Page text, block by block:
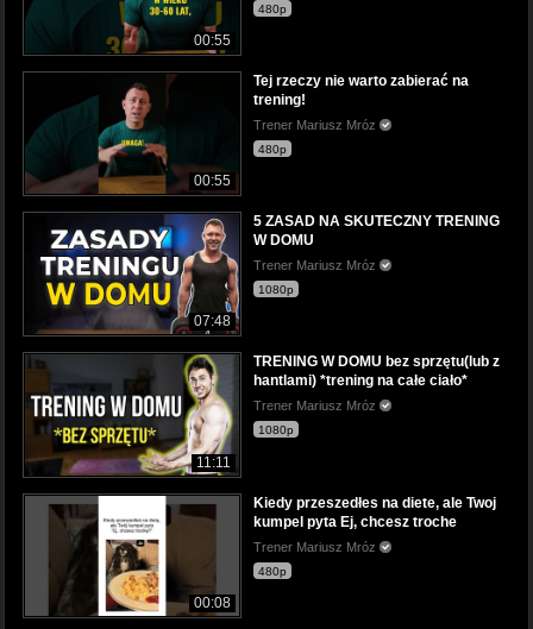
00:55
480p
00:55
Tej rzeczy nie warto zabierać na
trening!
Trener Mariusz Mróz
480p
07:48
5 ZASAD NA SKUTECZNY TRENING
W DOMU
Trener Mariusz Mróz
1080p
11:11
TRENING W DOMU bez sprzętu(lub z
hantlami) *trening na całe ciało*
Trener Mariusz Mróz
1080p
00:08
Kiedy przeszedłes na diete, ale Twoj
kumpel pyta Ej, chcesz troche
Trener Mariusz Mróz
480p